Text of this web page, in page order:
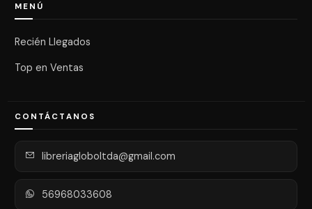
MENÚ
Recién Llegados
Top en Ventas
CONTÁCTANOS
libreriagloboltda@gmail.com
56968033608